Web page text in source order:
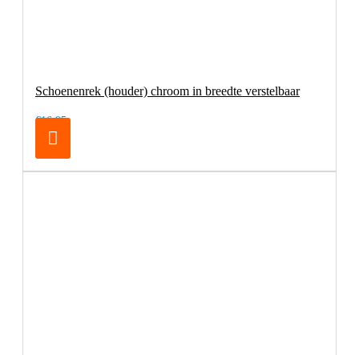
Schoenenrek (houder) chroom in breedte verstelbaar
€16,95